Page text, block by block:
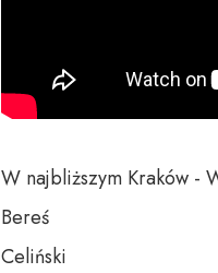
W najbliższym Kraków -
Bereś
Celiński